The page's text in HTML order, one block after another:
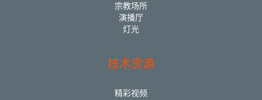
宗教场所
演播厅
灯光
技术资源
精彩视频